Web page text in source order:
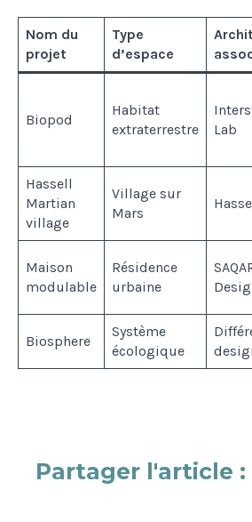
Nom du
projet
Type
d’espace
Biopod
Habitat
extraterrestre
Lab
Hassell
Martian
village
Village sur
Mars
Maison
modulable
Résidence
urbaine
Biosphere
Système
écologique
Partager l'article :